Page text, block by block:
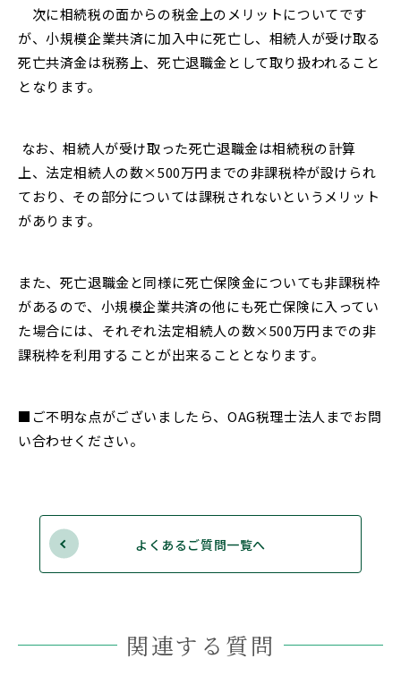
次に相続税の面からの税金上のメリットについてです
が、小規模企業共済に加入中に死亡し、相続人が受け取る
死亡共済金は税務上、死亡退職金として取り扱われること
となり ます。
なお、相続人が受け取った死亡退職金は相続税の計算
上、法定相続人の数×500万円までの非課税枠が設けられ
ており、その部分については課税されないというメリット
があります。
また、死亡退職金と同様に死亡保険金についても非課税枠
があるので、小規模企業共済の他にも死亡保険に入ってい
た場合には、それぞれ法定相続人の数×500万円までの非
課税枠を利用することが出来ることとなります。
■ご不明な点がございましたら、OAG税理士法人までお問
い合わせください。
よくあるご質問一覧へ
関連する質問